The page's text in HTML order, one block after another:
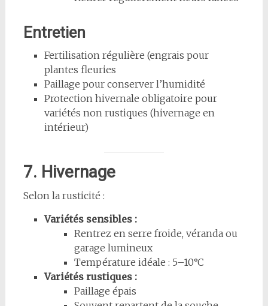
Entretien
Fertilisation régulière (engrais pour
plantes fleuries
Paillage pour conserver l’humidité
Protection hivernale obligatoire pour
variétés non rustiques (hivernage en
intérieur)
7. Hivernage
Selon la rusticité :
Variétés sensibles :
Rentrez en serre froide, véranda ou
garage lumineux
Température idéale : 5–10°C
Variétés rustiques :
Paillage épais